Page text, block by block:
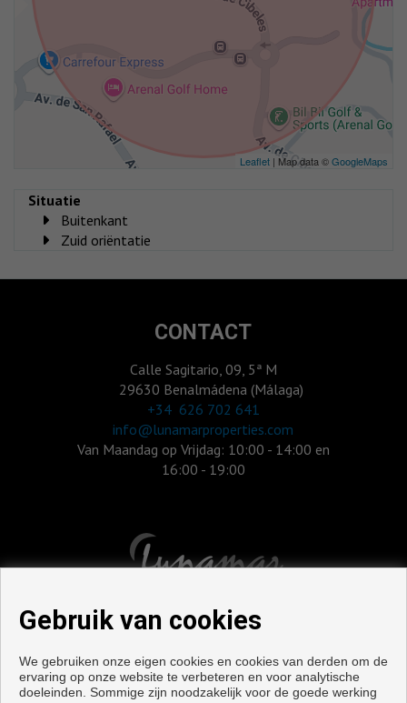
Leaflet | Map data ©GoogleMaps
Situatie
Buitenkant
Zuid oriëntatie
CONTACT
Calle Sagitario, 09, 5ª M
29630 Benalmádena (Málaga)
‎+34 626 702 641
info@lunamarproperties.com
Van Maandag op Vrijdag: 10:00 - 14:00 en
16:00 - 19:00
Gebruik van cookies
We gebruiken onze eigen cookies en cookies van derden om de
ervaring op onze website te verbeteren en voor analytische
doeleinden. Sommige zijn noodzakelijk voor de goede werking